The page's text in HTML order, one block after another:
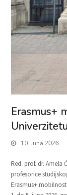
Erasmus+
10. Juna 2026.
Red. prof. dr. Amela
profesorice
Erasmus+